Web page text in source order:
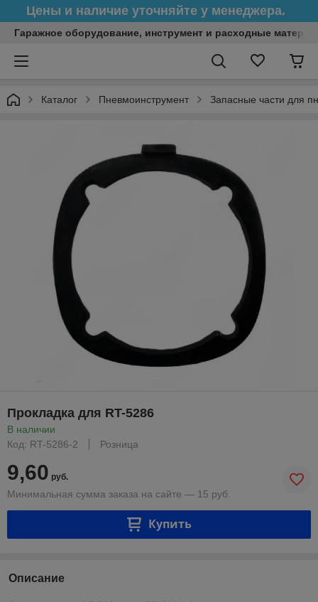
Цены и наличие уточняйте у менеджера.
Гаражное оборудование, инструмент и расходные
Каталог Пневмоинструмент Запасные части для
Прокладка для RT-5286
В наличии
Код: RT-5286-2
Розница
9,60 руб.
Минимальная сумма заказа на сайте — 15 руб.
Купить
Описание